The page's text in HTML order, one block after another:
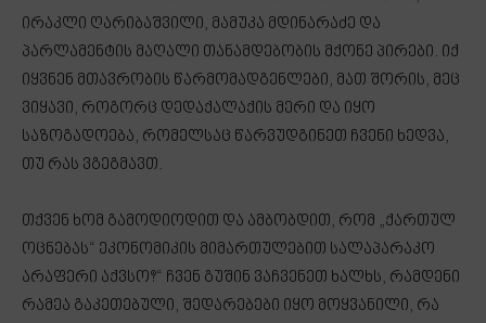
ირაკლი ღარიბაშვილი, მამუკა მდინარაძე და
პარლამენტის მაღალი თანამდებობის მქონე პირები. იქ
იყვნენ მთავრობის წარმომადგენლები, მათ შორის, მეც
ვიყავი, როგორც დედაქალაქის მერი და იყო
საზოგადოება, რომელსაც წარვუდგინეთ ჩვენი ხედვა,
თუ რას ვგეგმავთ.
თქვენ ხომ გამოდიოდით და ამბობდით, რომ „ქართულ
ოცნებას“ ეკონომიკის მიმართულებით სალაპარაკო
არაფერი აქვსო?“ ჩვენ გუშინ ვაჩვენეთ ხალხს, რამდენი
რამეა გაკეთებული, შედარებები იყო მოყვანილი, რა